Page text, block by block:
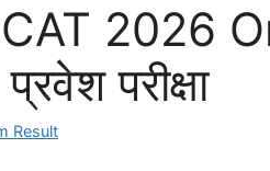
2026
परीक्षा
Result